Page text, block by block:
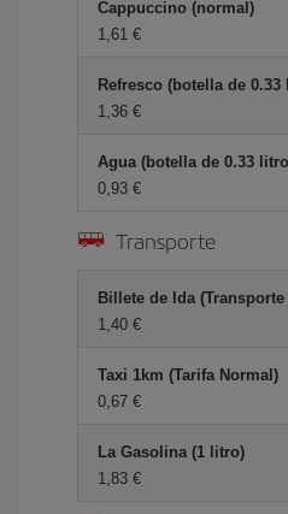
Cappuccino (normal)
1,61 €
Refresco (botella de 0.33
1,36 €
Agua (botella de 0.33
0,93 €
Transporte
Billete de Ida
1,40 €
Taxi 1km (Tarifa Normal)
0,67 €
La Gasolina (1 litro)
1,83 €